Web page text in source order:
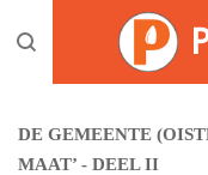
direct
hoofdinhoud
DE GEMEENTE
MAAT’ - DEEL II